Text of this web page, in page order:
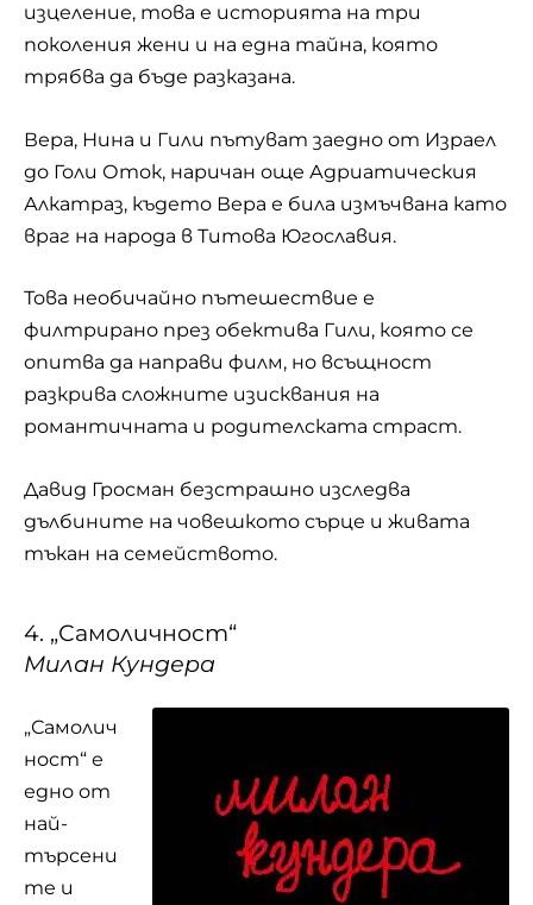
изцеление, това е историята на три
поколения жени и на една тайна, която
трябва да бъде разказана.
Вера, Нина и Гили пътуват заедно от Израел
до Голи Оток, наричан още Адриатическия
Алкатраз, където Вера е била измъчвана като
враг на народа в Титова Югославия.
Това необичайно пътешествие е
филтрирано през обектива Гили, която се
опитва да направи филм, но всъщност
разкрива сложните изисквания на
романтичната и родителската страст.
Давид Гросман безстрашно изследва
дълбините на човешкото сърце и живата
тъкан на семейството.
4. „Самоличност“
Милан Кундера
„Самолич
ност“ е
едно от
най-
търсени
те и